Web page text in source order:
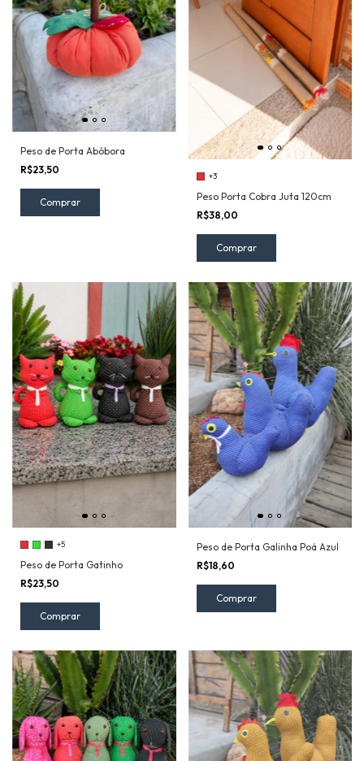
Peso de Porta Abóbora
R$23,50
+3
Peso Porta Cobra Juta 120cm
R$38,00
Comprar
+5
Peso de Porta Gatinho
R$23,50
Comprar
Peso de Porta Galinha Poá Azul
R$18,60
Comprar